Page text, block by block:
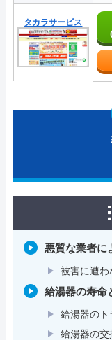
タカラサービス
悪質な業者に
被害に遭わ
給湯器の寿命
給湯器のト
給湯器の交